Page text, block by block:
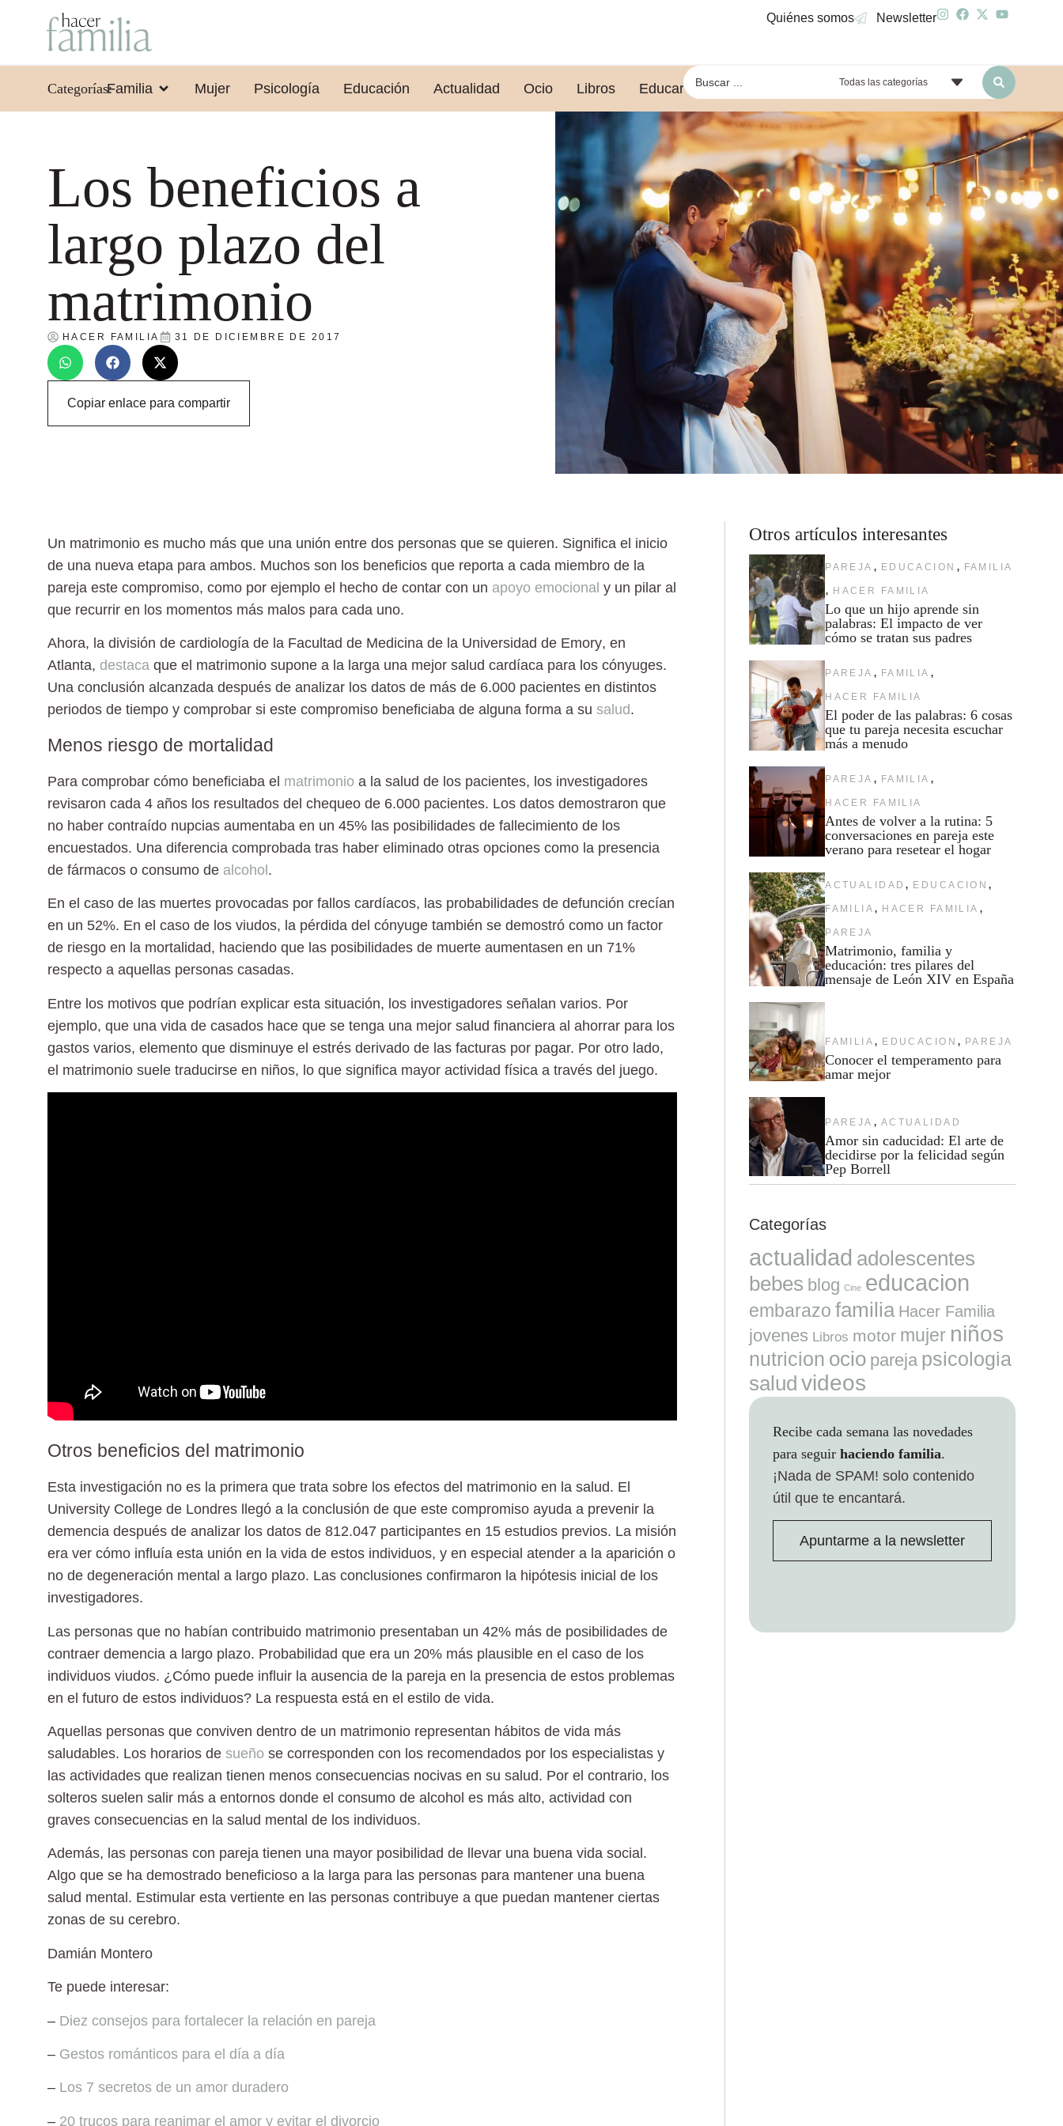
Quiénes somos Newsletter
Categorías:Familia Mujer Psicología Educación Actualidad Ocio Libros Educar leyendo Todas las categorías
Los beneficios a
largo plazo del
matrimonio
HACER FAMILIA 31 DE DICIEMBRE DE 2017
Copiar enlace para compartir
Un matrimonio es mucho más que una unión entre dos personas que se quieren. Significa el inicio
de una nueva etapa para ambos. Muchos son los beneficios que reporta a cada miembro de la
pareja este compromiso, como por ejemplo el hecho de contar con un apoyo emocional y un pilar al
que recurrir en los momentos más malos para cada uno.
Ahora, la división de cardiología de la Facultad de Medicina de la Universidad de Emory, en
Atlanta, destaca que el matrimonio supone a la larga una mejor salud cardíaca para los cónyuges.
Una conclusión alcanzada después de analizar los datos de más de 6.000 pacientes en distintos
periodos de tiempo y comprobar si este compromiso beneficiaba de alguna forma a su salud.
Menos riesgo de mortalidad
Para comprobar cómo beneficiaba el matrimonio a la salud de los pacientes, los investigadores
revisaron cada 4 años los resultados del chequeo de 6.000 pacientes. Los datos demostraron que
no haber contraído nupcias aumentaba en un 45% las posibilidades de fallecimiento de los
encuestados. Una diferencia comprobada tras haber eliminado otras opciones como la presencia
de fármacos o consumo de alcohol.
En el caso de las muertes provocadas por fallos cardíacos, las probabilidades de defunción crecían
en un 52%. En el caso de los viudos, la pérdida del cónyuge también se demostró como un factor
de riesgo en la mortalidad, haciendo que las posibilidades de muerte aumentasen en un 71%
respecto a aquellas personas casadas.
Entre los motivos que podrían explicar esta situación, los investigadores señalan varios. Por
ejemplo, que una vida de casados hace que se tenga una mejor salud financiera al ahorrar para los
gastos varios, elemento que disminuye el estrés derivado de las facturas por pagar. Por otro lado,
el matrimonio suele traducirse en niños, lo que significa mayor actividad física a través del juego.
Otros beneficios del matrimonio
Esta investigación no es la primera que trata sobre los efectos del matrimonio en la salud. El
University College de Londres llegó a la conclusión de que este compromiso ayuda a prevenir la
demencia después de analizar los datos de 812.047 participantes en 15 estudios previos. La misión
era ver cómo influía esta unión en la vida de estos individuos, y en especial atender a la aparición o
no de degeneración mental a largo plazo. Las conclusiones confirmaron la hipótesis inicial de los
investigadores.
Las personas que no habían contribuido matrimonio presentaban un 42% más de posibilidades de
contraer demencia a largo plazo. Probabilidad que era un 20% más plausible en el caso de los
individuos viudos. ¿Cómo puede influir la ausencia de la pareja en la presencia de estos problemas
en el futuro de estos individuos? La respuesta está en el estilo de vida.
Aquellas personas que conviven dentro de un matrimonio representan hábitos de vida más
saludables. Los horarios de sueño se corresponden con los recomendados por los especialistas y
las actividades que realizan tienen menos consecuencias nocivas en su salud. Por el contrario, los
solteros suelen salir más a entornos donde el consumo de alcohol es más alto, actividad con
graves consecuencias en la salud mental de los individuos.
Además, las personas con pareja tienen una mayor posibilidad de llevar una buena vida social.
Algo que se ha demostrado beneficioso a la larga para las personas para mantener una buena
salud mental. Estimular esta vertiente en las personas contribuye a que puedan mantener ciertas
zonas de su cerebro.
Damián Montero
Te puede interesar:
– Diez consejos para fortalecer la relación en pareja
– Gestos románticos para el día a día
– Los 7 secretos de un amor duradero
– 20 trucos para reanimar el amor y evitar el divorcio
Otros artículos interesantes
PAREJA , EDUCACION , FAMILIA
, HACER FAMILIA
Lo que un hijo aprende sin
palabras: El impacto de ver
cómo se tratan sus padres
PAREJA , FAMILIA ,
HACER FAMILIA
El poder de las palabras: 6 cosas
que tu pareja necesita escuchar
más a menudo
PAREJA , FAMILIA ,
HACER FAMILIA
Antes de volver a la rutina: 5
conversaciones en pareja este
verano para resetear el hogar
ACTUALIDAD , EDUCACION ,
FAMILIA , HACER FAMILIA ,
PAREJA
Matrimonio, familia y
educación: tres pilares del
mensaje de León XIV en España
FAMILIA , EDUCACION , PAREJA
Conocer el temperamento para
amar mejor
PAREJA , ACTUALIDAD
Amor sin caducidad: El arte de
decidirse por la felicidad según
Pep Borrell
Categorías
actualidad adolescentes
bebes blog Cine educacion
embarazo familia Hacer Familia
jovenes Libros motor mujer niños
nutricion ocio pareja psicologia
salud videos
Recibe cada semana las novedades
para seguir haciendo familia.
¡Nada de SPAM! solo contenido
útil que te encantará.
Apuntarme a la newsletter